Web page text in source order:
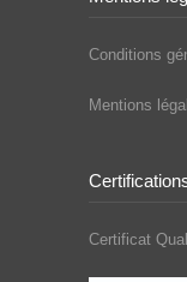
Conditions
Mentions
Certificat